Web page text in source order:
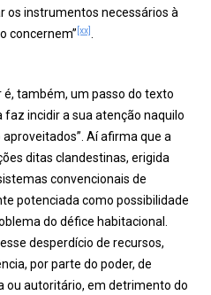
os instrumentos necessários à
concernem” [xx]
também, um passo do texto
faz incidir a sua atenção naquilo
Aí afirma que a
ditas clandestinas, erigida
convencionais de
potenciada como possibilidade
do défice habitacional.
desperdício de recursos,
por parte do poder, de
ou autoritário, em detrimento do